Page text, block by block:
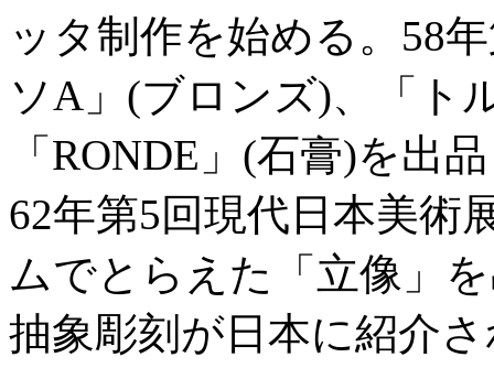
ッタ制作を始める。58
ソA」(ブロンズ)、「ト
「RONDE」(石膏)を出
62年第5回現代日本美術
ムでとらえた「立像」
抽象彫刻が日本に紹介